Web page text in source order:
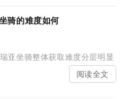
骑的难度如何
亚坐骑整体获取难度分层明显
阅读全文